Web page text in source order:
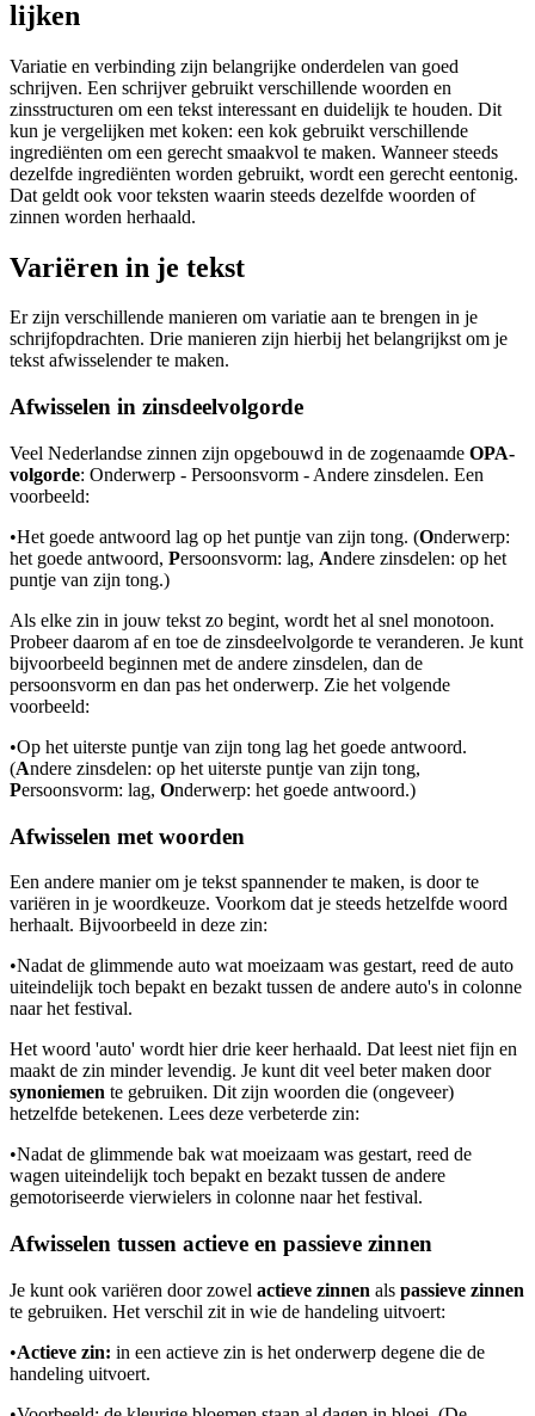
lijken
Variatie en verbinding zijn belangrijke onderdelen van goed
schrijven. Een schrijver gebruikt verschillende woorden en
zinsstructuren om een tekst interessant en duidelijk te houden. Dit
kun je vergelijken met koken: een kok gebruikt verschillende
ingrediënten om een gerecht smaakvol te maken. Wanneer steeds
dezelfde ingrediënten worden gebruikt, wordt een gerecht eentonig.
Dat geldt ook voor teksten waarin steeds dezelfde woorden of
zinnen worden herhaald.
Variëren in je tekst
Er zijn verschillende manieren om variatie aan te brengen in je
schrijfopdrachten. Drie manieren zijn hierbij het belangrijkst om je
tekst afwisselender te maken.
Afwisselen in zinsdeelvolgorde
Veel Nederlandse zinnen zijn opgebouwd in de zogenaamde OPA-
volgorde: Onderwerp - Persoonsvorm - Andere zinsdelen. Een
voorbeeld:
•Het goede antwoord lag op het puntje van zijn tong. (Onderwerp:
het goede antwoord, Persoonsvorm: lag, Andere zinsdelen: op het
puntje van zijn tong.)
Als elke zin in jouw tekst zo begint, wordt het al snel monotoon.
Probeer daarom af en toe de zinsdeelvolgorde te veranderen. Je kunt
bijvoorbeeld beginnen met de andere zinsdelen, dan de
persoonsvorm en dan pas het onderwerp. Zie het volgende
voorbeeld:
•Op het uiterste puntje van zijn tong lag het goede antwoord.
(Andere zinsdelen: op het uiterste puntje van zijn tong,
Persoonsvorm: lag, Onderwerp: het goede antwoord.)
Afwisselen met woorden
Een andere manier om je tekst spannender te maken, is door te
variëren in je woordkeuze. Voorkom dat je steeds hetzelfde woord
herhaalt. Bijvoorbeeld in deze zin:
•Nadat de glimmende auto wat moeizaam was gestart, reed de auto
uiteindelijk toch bepakt en bezakt tussen de andere auto's in colonne
naar het festival.
Het woord 'auto' wordt hier drie keer herhaald. Dat leest niet fijn en
maakt de zin minder levendig. Je kunt dit veel beter maken door
synoniemen te gebruiken. Dit zijn woorden die (ongeveer)
hetzelfde betekenen. Lees deze verbeterde zin:
•Nadat de glimmende bak wat moeizaam was gestart, reed de
wagen uiteindelijk toch bepakt en bezakt tussen de andere
gemotoriseerde vierwielers in colonne naar het festival.
Afwisselen tussen actieve en passieve zinnen
Je kunt ook variëren door zowel actieve zinnen als passieve zinnen
te gebruiken. Het verschil zit in wie de handeling uitvoert:
•Actieve zin: in een actieve zin is het onderwerp degene die de
handeling uitvoert.